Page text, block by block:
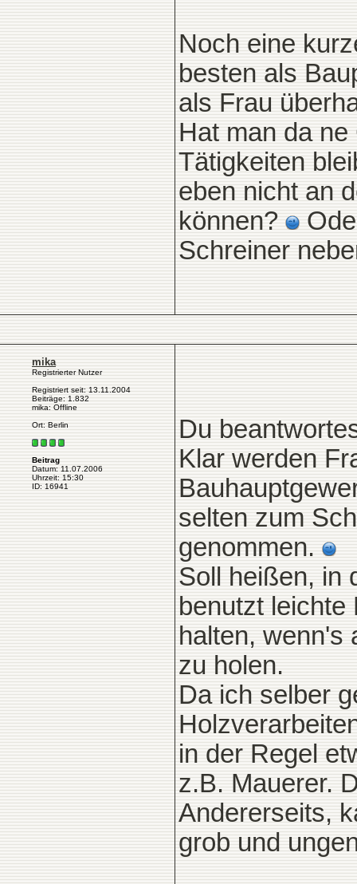
Noch eine
besten als
als Frau
Hat man da
Tätigkeiten
eben nicht an
können?
Schreiner
mika
Registrierter Nutzer
Registriert seit: 13.11.2004
Beiträge: 1.832
mika: Offline
Ort: Berlin
Beitrag
Datum: 11.07.2006
Uhrzeit: 15:30
ID: 16941
Du
Klar werden
selten zum
genommen.
Soll heißen, in
benutzt
halten, wenn's
zu holen.
Da ich selber
in der Regel
z.B. Mauerer.
Andererseits,
grob und